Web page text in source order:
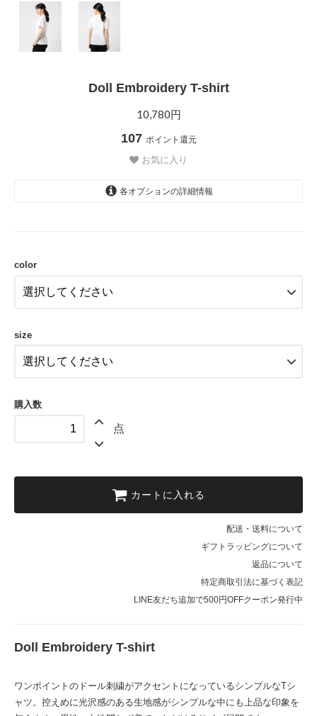
Doll Embroidery T-shirt
10,780円
107 ポイント還元
お気に入り
各オプションの詳細情報
color
size
購入数
点
カートに入れる
配送・送料について
ギフトラッピングについて
返品について
特定商取引法に基づく表記
LINE友だち追加で500円OFFクーポン発行中
Doll Embroidery T-shirt
ワンポイントのドール刺繍がアクセントになっているシンプルなTシ
ャツ。控えめに光沢感のある生地感がシンプルな中にも上品な印象を